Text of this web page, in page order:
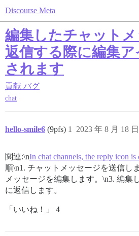
Discourse Meta
編集したチャット
返信する際に編集
されます
貢献 バグ
chat
hello-smile6 (9pfs) 2023 年 8 月 18
1
関連:\nIn chat channels, the reply icon is
順\n1. チャットメッセージを送信し
メッセージを編集します。\n3. 編集
に返信します。
「いいね！」 4